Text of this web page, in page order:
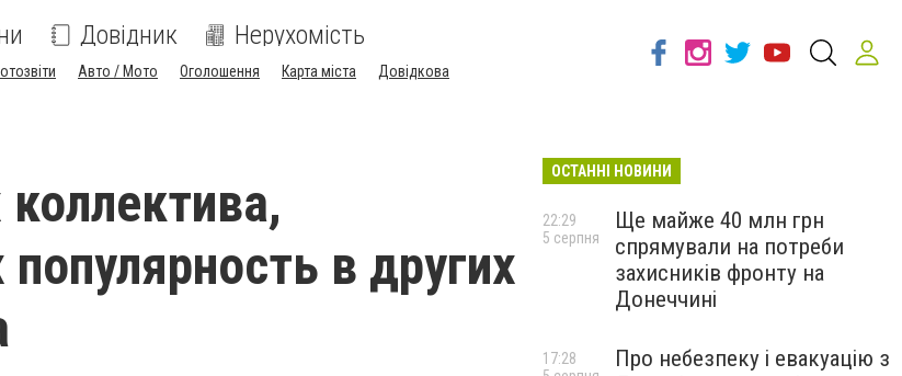
Довідник Нерухомість
Авто / Мото Оголошення Карта міста Довідкова
в других
ОСТАННІ НОВИНИ
Ще майже 40 млн грн
спрямували на потреби
захисників фронту на
Донеччині
22:29
5 серпня
Про небезпеку і евакуацію з
17:28